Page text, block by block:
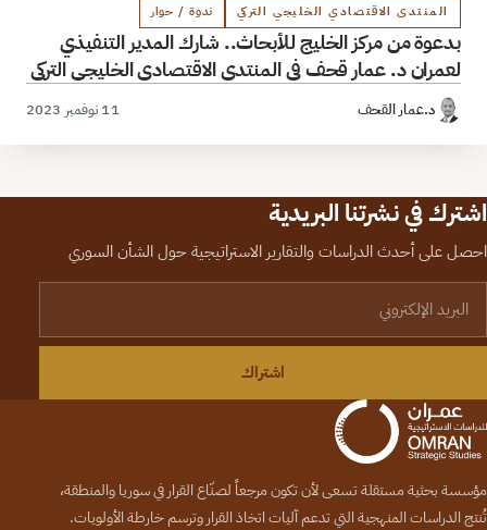
المنتدى الاقتصادي الخليجي التركي ندوة / حوار
بدعوة من مركز الخليج للأبحاث.. شارك المدير التنفيذي
لعمران د. عمار قحف في المنتدى الاقتصادي الخليجي التركي
د.عمار القحف 11 نوفمبر 2023
اشترك في نشرتنا البريدية
احصل على أحدث الدراسات والتقارير الاستراتيجية حول الشأن السوري
اشتراك
مؤسسة بحثية مستقلة تسعى لأن تكون مرجعاً لصنّاع القرار في سوريا والمنطقة،
تُنتج الدراسات المنهجية التي تدعم آليات اتخاذ القرار وترسم خارطة الأولويات.